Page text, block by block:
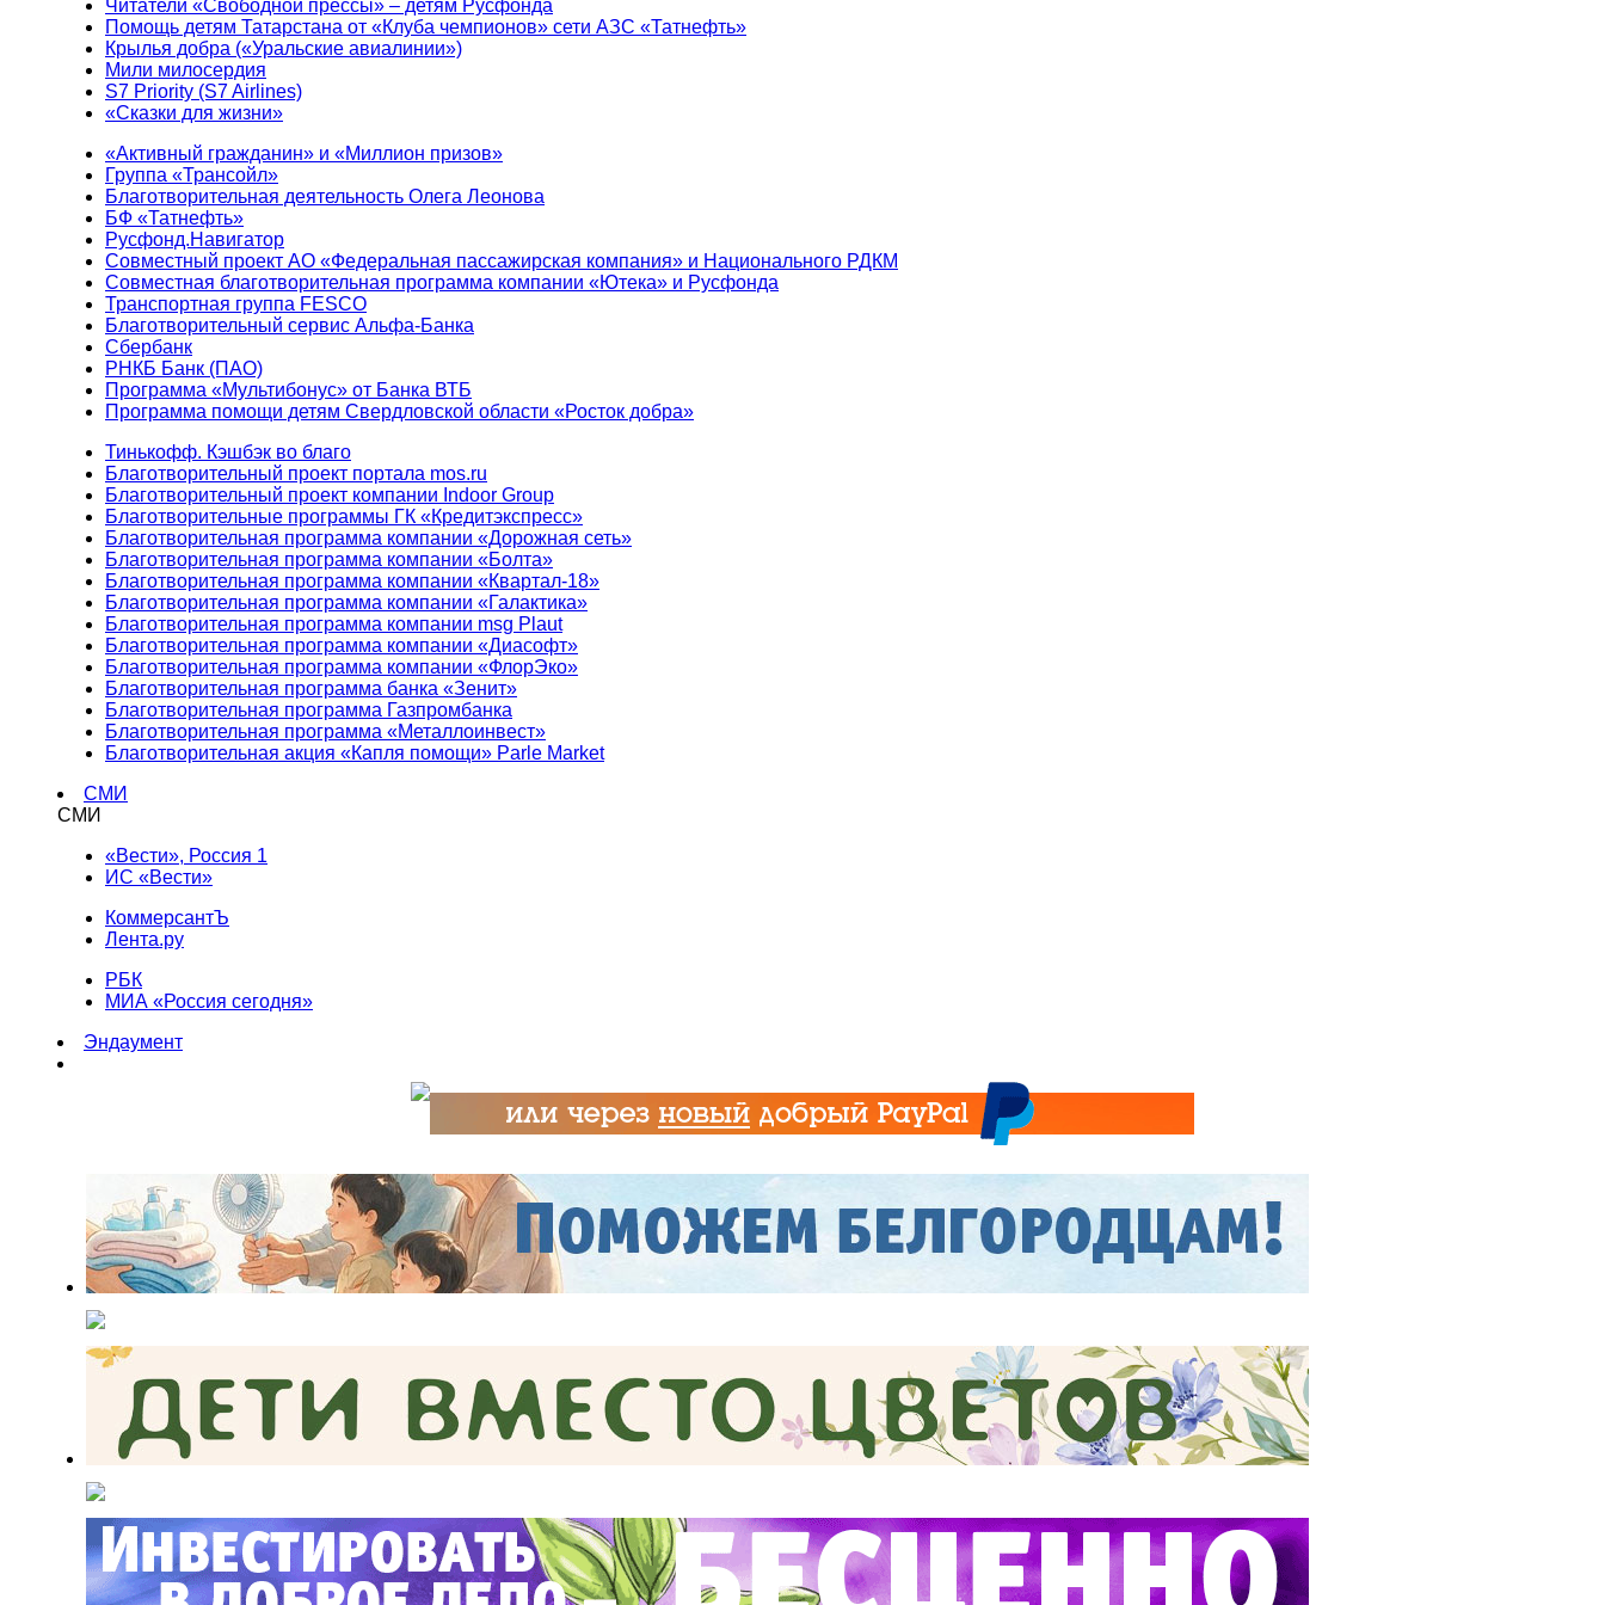
Читатели «Свободной прессы» – детям Русфонда
Помощь детям Татарстана от «Клуба чемпионов» сети АЗС «Татнефть»
Крылья добра («Уральские авиалинии»)
Мили милосердия
S7 Priority (S7 Airlines)
«Сказки для жизни»
«Активный гражданин» и «Миллион призов»
Группа «Трансойл»
Благотворительная деятельность Олега Леонова
БФ «Татнефть»
Русфонд.Навигатор
Совместный проект АО «Федеральная пассажирская компания» и Национального РДКМ
Совместная благотворительная программа компании «Ютека» и Русфонда
Транспортная группа FESCO
Благотворительный сервис Альфа-Банка
Сбербанк
РНКБ Банк (ПАО)
Программа «Мультибонус» от Банка ВТБ
Программа помощи детям Свердловской области «Росток добра»
Тинькофф. Кэшбэк во благо
Благотворительный проект портала mos.ru
Благотворительный проект компании Indoor Group
Благотворительные программы ГК «Кредитэкспресс»
Благотворительная программа компании «Дорожная сеть»
Благотворительная программа компании «Болта»
Благотворительная программа компании «Квартал-18»
Благотворительная программа компании «Галактика»
Благотворительная программа компании msg Plaut
Благотворительная программа компании «Диасофт»
Благотворительная программа компании «ФлорЭко»
Благотворительная программа банка «Зенит»
Благотворительная программа Газпромбанка
Благотворительная программа «Металлоинвест»
Благотворительная акция «Капля помощи» Parle Market
СМИ
СМИ
«Вести», Россия 1
ИС «Вести»
КоммерсантЪ
Лента.ру
РБК
МИА «Россия сегодня»
Эндаумент